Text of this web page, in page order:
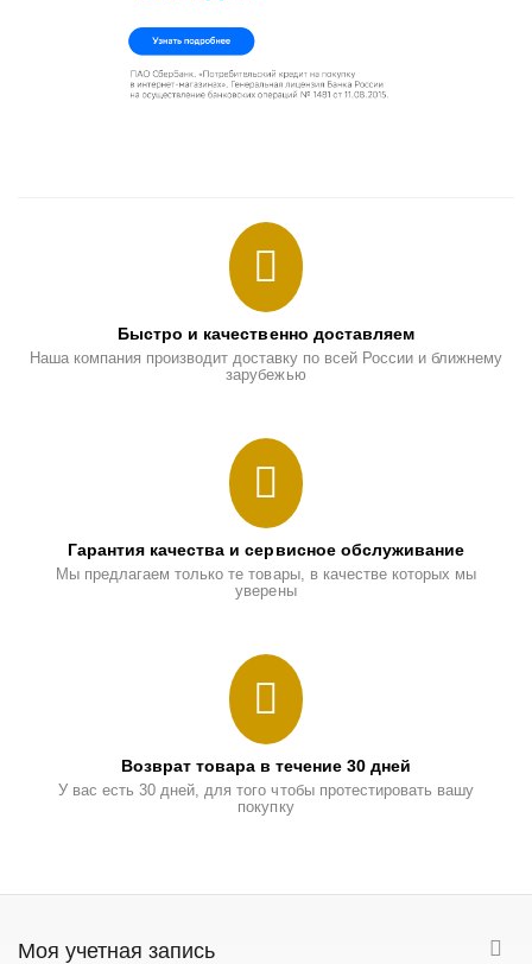
Быстро и качественно доставляем
Наша компания производит доставку по всей России и ближнему
зарубежью
Гарантия качества и сервисное обслуживание
Мы предлагаем только те товары, в качестве которых мы
уверены
Возврат товара в течение 30 дней
У вас есть 30 дней, для того чтобы протестировать вашу
покупку
Моя учетная запись